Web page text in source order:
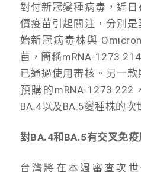
對付新冠變種病毒，近
價疫苗引起關注，分別
始新冠病毒株與
苗，簡稱mRNA-
已通過使用審核。另一
預購的mRNA-1273.222
BA.4以及BA.5變種株的次
對BA.4和BA.5有交叉免
台灣將在本週審查次